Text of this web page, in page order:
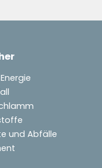
und Abfälle